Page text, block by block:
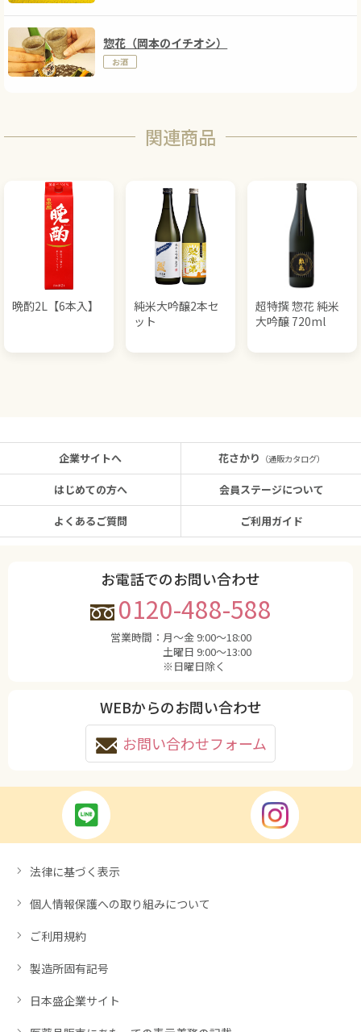
惣花（岡本のイチオシ）
お酒
関連商品
晩酌2L【6本入】
純米大吟醸2本セ
ット
超特撰 惣花 純米
大吟醸 720ml
企業サイトへ
はじめての方へ
よくあるご質問
花さかり （通販カタログ）
会員ステージについて
ご利用ガイド
お電話でのお問い合わせ
0120-488-588
営業時間： 月〜金 9:00〜18:00
土曜日 9:00〜13:00
※日曜日除く
WEBからのお問い合わせ
お問い合わせフォーム
法律に基づく表示
個人情報保護への取り組みについて
ご利用規約
製造所固有記号
日本盛企業サイト